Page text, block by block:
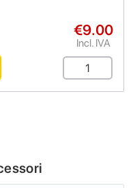
€9.00
Incl. IVA